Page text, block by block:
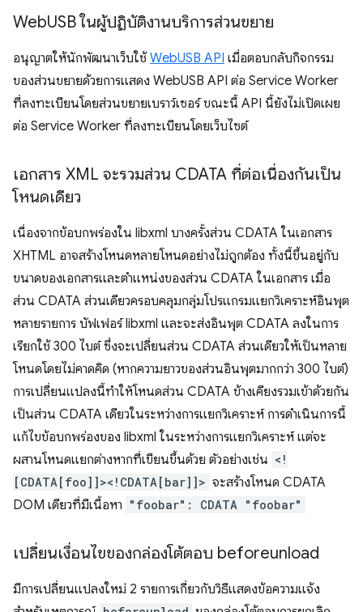
WebUSB ในผู้ปฏิบัติงานบริการส่วนขยาย
อนุญาตให้นักพัฒนาเว็บใช้ WebUSB API เมื่อตอบกลับกิจกรรม
ของส่วนขยายด้วยการแสดง WebUSB API ต่อ Service Worker
ที่ลงทะเบียนโดยส่วนขยายเบราว์เซอร์ ขณะนี้ API นี้ยังไม่เปิดเผย
ต่อ Service Worker ที่ลงทะเบียนโดยเว็บไซต์
เอกสาร XML จะรวมส่วน CDATA ที่ต่อเนื่องกันเป็น
โหนดเดียว
เนื่องจากข้อบกพร่องใน libxml บางครั้งส่วน CDATA ในเอกสาร
XHTML อาจสร้างโหนดหลายโหนดอย่างไม่ถูกต้อง ทั้งนี้ขึ้นอยู่กับ
ขนาดของเอกสารและตำแหน่งของส่วน CDATA ในเอกสาร เมื่อ
ส่วน CDATA ส่วนเดียวครอบคลุมกลุ่มโปรแกรมแยกวิเคราะห์อินพุต
หลายรายการ บัฟเฟอร์ libxml และจะส่งอินพุต CDATA ลงในการ
เรียกใช้ 300 ไบต์ ซึ่งจะเปลี่ยนส่วน CDATA ส่วนเดียวให้เป็นหลาย
โหนดโดยไม่คาดคิด (หากความยาวของส่วนอินพุตมากกว่า 300 ไบต์)
การเปลี่ยนแปลงนี้ทำให้โหนดส่วน CDATA ข้างเคียงรวมเข้าด้วยกัน
เป็นส่วน CDATA เดียวในระหว่างการแยกวิเคราะห์ การดำเนินการนี้
แก้ไขข้อบกพร่องของ libxml ในระหว่างการแยกวิเคราะห์ แต่จะ
ผสานโหนดแยกต่างหากที่เขียนขึ้นด้วย ตัวอย่างเช่น <!
[CDATA[foo]]><!CDATA[bar]]> จะสร้างโหนด CDATA
DOM เดียวที่มีเนื้อหา "foobar": CDATA "foobar"
เปลี่ยนเงื่อนไขของกล่องโต้ตอบ beforeunload
มีการเปลี่ยนแปลงใหม่ 2 รายการเกี่ยวกับวิธีแสดงข้อความแจ้ง